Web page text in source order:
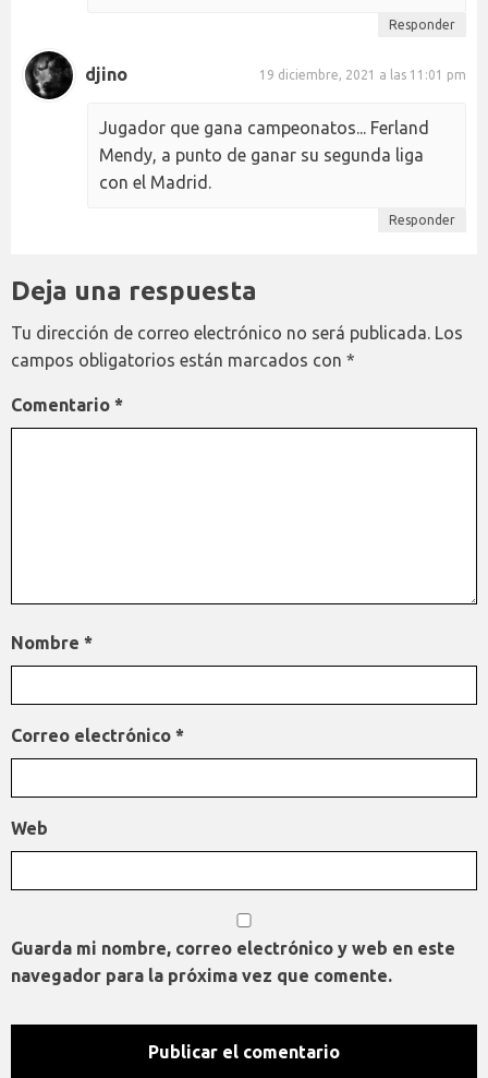
Responder
djino 19 diciembre, 2021 a las 11:01 pm
Jugador que gana campeonatos... Ferland
Mendy, a punto de ganar su segunda liga
con el Madrid.
Responder
Deja una respuesta
Tu dirección de correo electrónico no será publicada. Los
campos obligatorios están marcados con *
Comentario *
Nombre *
Correo electrónico *
Web
Guarda mi nombre, correo electrónico y web en este
navegador para la próxima vez que comente.